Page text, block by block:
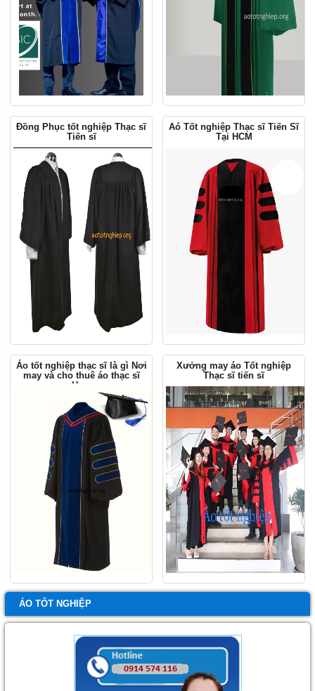
ÁO TỐT NGHIỆP
Đồng Phục tốt nghiệp Thạc sĩ
Tiến sĩ
Aó Tốt nghiệp Thạc sĩ Tiến Sĩ
Tại HCM
Áo tốt nghiệp thạc sĩ là gì Nơi
may và cho thuê áo thạc sĩ
Hcm
Xưởng may áo Tốt nghiệp
Thạc sĩ tiến sĩ